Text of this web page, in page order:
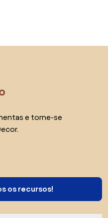
e torne-se
os recursos!